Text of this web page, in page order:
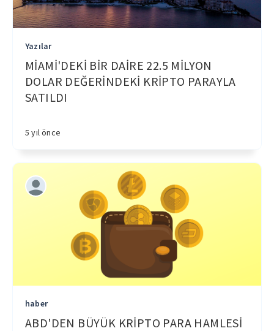
Yazılar
MİAMİ'DEKİ BİR DAİRE 22.5 MİLYON
DOLAR DEĞERİNDEKİ KRİPTO PARAYLA
SATILDI
5 yıl önce
haber
ABD'DEN BÜYÜK KRİPTO PARA HAMLESİ